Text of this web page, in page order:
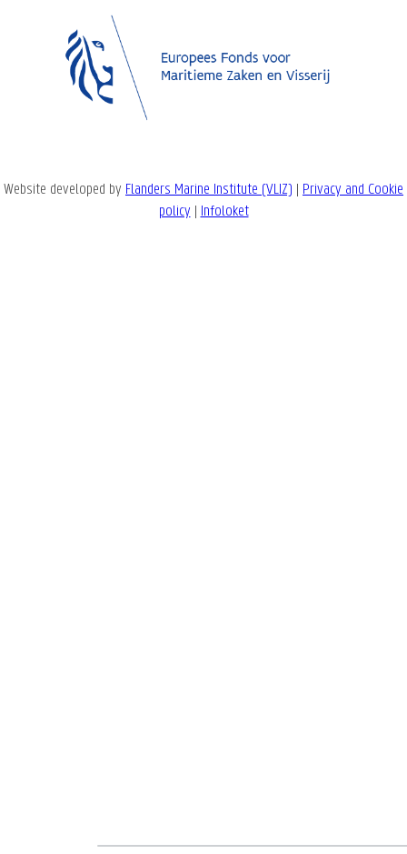
Website developed by Flanders Marine Institute (VLIZ) | Privacy and Cookie
policy | Infoloket